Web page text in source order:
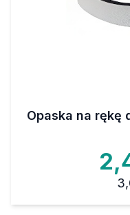
Opaska na rękę